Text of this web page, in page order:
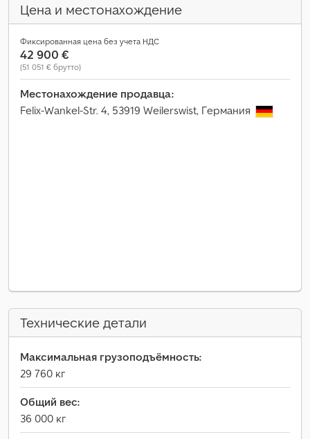
Цена и местонахождение
Фиксированная цена без учета НДС
42 900 €
(51 051 € брутто)
Местонахождение продавца:
Felix-Wankel-Str. 4, 53919 Weilerswist, Германия
Технические детали
Максимальная грузоподъёмность:
29 760 кг
Общий вес:
36 000 кг